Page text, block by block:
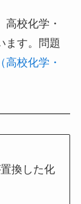
高校化学・
ます。問題
高校化学・
換した化